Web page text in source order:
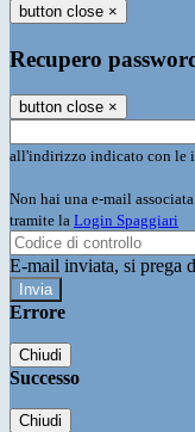
button close ×
Recupero
button close ×
all'indirizzo indicato con le
Non hai una e-mail
tramite la Login Spaggiari
E-mail inviata, si prega
Errore
Chiudi
Successo
Chiudi